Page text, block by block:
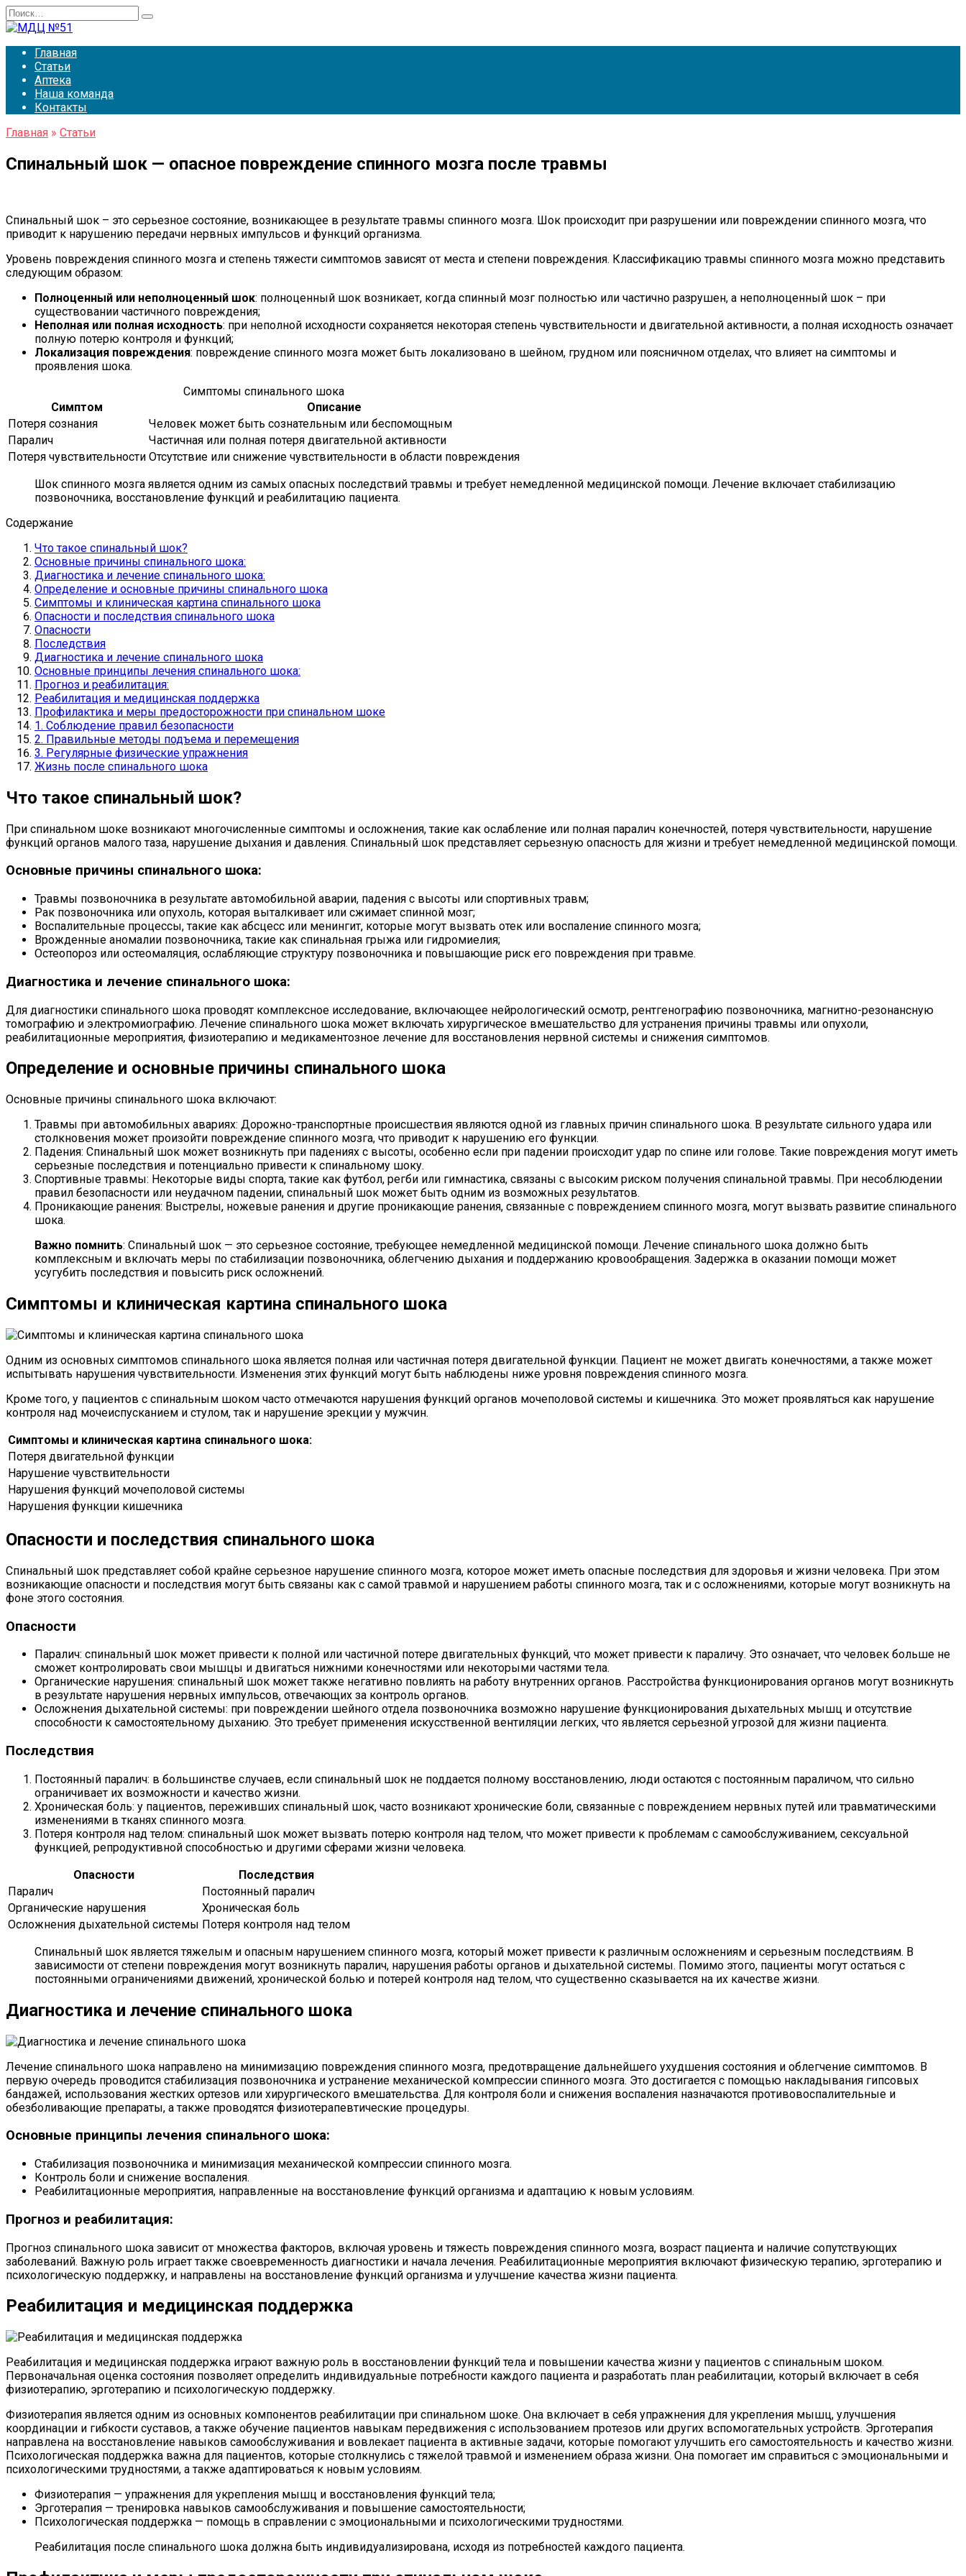
Перейти
к
Search
for:
Главная
Статьи
Аптека
Наша команда
Контакты
Главная » Статьи
Спинальный шок — опасное повреждение спинного мозга после травмы
Спинальный шок – это серьезное состояние, возникающее в результате травмы спинного мозга. Шок происходит при разрушении или повреждении спинного мозга, что
приводит к нарушению передачи нервных импульсов и функций организма.
Уровень повреждения спинного мозга и степень тяжести симптомов зависят от места и степени повреждения. Классификацию травмы спинного мозга можно представить
следующим образом:
Полноценный или неполноценный шок: полноценный шок возникает, когда спинный мозг полностью или частично разрушен, а неполноценный шок – при
существовании частичного повреждения;
Неполная или полная исходность: при неполной исходности сохраняется некоторая степень чувствительности и двигательной активности, а полная исходность означает
полную потерю контроля и функций;
Локализация повреждения: повреждение спинного мозга может быть локализовано в шейном, грудном или поясничном отделах, что влияет на симптомы и
проявления шока.
Симптомы спинального шока
Симптом
Описание
Потеря сознания
Человек может быть сознательным или беспомощным
Паралич
Частичная или полная потеря двигательной активности
Потеря чувствительности Отсутствие или снижение чувствительности в области повреждения
Шок спинного мозга является одним из самых опасных последствий травмы и требует немедленной медицинской помощи. Лечение включает стабилизацию
позвоночника, восстановление функций и реабилитацию пациента.
Содержание
Что такое спинальный шок?
Основные причины спинального шока:
Диагностика и лечение спинального шока:
Определение и основные причины спинального шока
Симптомы и клиническая картина спинального шока
Опасности и последствия спинального шока
Опасности
Последствия
Диагностика и лечение спинального шока
Основные принципы лечения спинального шока:
Прогноз и реабилитация:
Реабилитация и медицинская поддержка
Профилактика и меры предосторожности при спинальном шоке
1. Соблюдение правил безопасности
2. Правильные методы подъема и перемещения
3. Регулярные физические упражнения
Жизнь после спинального шока
Что такое спинальный шок?
При спинальном шоке возникают многочисленные симптомы и осложнения, такие как ослабление или полная паралич конечностей, потеря чувствительности, нарушение
функций органов малого таза, нарушение дыхания и давления. Спинальный шок представляет серьезную опасность для жизни и требует немедленной медицинской помощи.
Основные причины спинального шока:
Травмы позвоночника в результате автомобильной аварии, падения с высоты или спортивных травм;
Рак позвоночника или опухоль, которая выталкивает или сжимает спинной мозг;
Воспалительные процессы, такие как абсцесс или менингит, которые могут вызвать отек или воспаление спинного мозга;
Врожденные аномалии позвоночника, такие как спинальная грыжа или гидромиелия;
Остеопороз или остеомаляция, ослабляющие структуру позвоночника и повышающие риск его повреждения при травме.
Диагностика и лечение спинального шока:
Для диагностики спинального шока проводят комплексное исследование, включающее нейрологический осмотр, рентгенографию позвоночника, магнитно-резонансную
томографию и электромиографию. Лечение спинального шока может включать хирургическое вмешательство для устранения причины травмы или опухоли,
реабилитационные мероприятия, физиотерапию и медикаментозное лечение для восстановления нервной системы и снижения симптомов.
Определение и основные причины спинального шока
Основные причины спинального шока включают:
Травмы при автомобильных авариях: Дорожно-транспортные происшествия являются одной из главных причин спинального шока. В результате сильного удара или
столкновения может произойти повреждение спинного мозга, что приводит к нарушению его функции.
Падения: Спинальный шок может возникнуть при падениях с высоты, особенно если при падении происходит удар по спине или голове. Такие повреждения могут иметь
серьезные последствия и потенциально привести к спинальному шоку.
Спортивные травмы: Некоторые виды спорта, такие как футбол, регби или гимнастика, связаны с высоким риском получения спинальной травмы. При несоблюдении
правил безопасности или неудачном падении, спинальный шок может быть одним из возможных результатов.
Проникающие ранения: Выстрелы, ножевые ранения и другие проникающие ранения, связанные с повреждением спинного мозга, могут вызвать развитие спинального
шока.
Важно помнить: Спинальный шок — это серьезное состояние, требующее немедленной медицинской помощи. Лечение спинального шока должно быть
комплексным и включать меры по стабилизации позвоночника, облегчению дыхания и поддержанию кровообращения. Задержка в оказании помощи может
усугубить последствия и повысить риск осложнений.
Симптомы и клиническая картина спинального шока
Одним из основных симптомов спинального шока является полная или частичная потеря двигательной функции. Пациент не может двигать конечностями, а также может
испытывать нарушения чувствительности. Изменения этих функций могут быть наблюдены ниже уровня повреждения спинного мозга.
Кроме того, у пациентов с спинальным шоком часто отмечаются нарушения функций органов мочеполовой системы и кишечника. Это может проявляться как нарушение
контроля над мочеиспусканием и стулом, так и нарушение эрекции у мужчин.
Симптомы и клиническая картина спинального шока:
Потеря двигательной функции
Нарушение чувствительности
Нарушения функций мочеполовой системы
Нарушения функции кишечника
Опасности и последствия спинального шока
Спинальный шок представляет собой крайне серьезное нарушение спинного мозга, которое может иметь опасные последствия для здоровья и жизни человека. При этом
возникающие опасности и последствия могут быть связаны как с самой травмой и нарушением работы спинного мозга, так и с осложнениями, которые могут возникнуть на
фоне этого состояния.
Опасности
Паралич: спинальный шок может привести к полной или частичной потере двигательных функций, что может привести к параличу. Это означает, что человек больше не
сможет контролировать свои мышцы и двигаться нижними конечностями или некоторыми частями тела.
Органические нарушения: спинальный шок может также негативно повлиять на работу внутренних органов. Расстройства функционирования органов могут возникнуть
в результате нарушения нервных импульсов, отвечающих за контроль органов.
Осложнения дыхательной системы: при повреждении шейного отдела позвоночника возможно нарушение функционирования дыхательных мышц и отсутствие
способности к самостоятельному дыханию. Это требует применения искусственной вентиляции легких, что является серьезной угрозой для жизни пациента.
Последствия
Постоянный паралич: в большинстве случаев, если спинальный шок не поддается полному восстановлению, люди остаются с постоянным параличом, что сильно
ограничивает их возможности и качество жизни.
Хроническая боль: у пациентов, переживших спинальный шок, часто возникают хронические боли, связанные с повреждением нервных путей или травматическими
изменениями в тканях спинного мозга.
Потеря контроля над телом: спинальный шок может вызвать потерю контроля над телом, что может привести к проблемам с самообслуживанием, сексуальной
функцией, репродуктивной способностью и другими сферами жизни человека.
Опасности
Последствия
Паралич
Постоянный паралич
Органические нарушения
Хроническая боль
Осложнения дыхательной системы Потеря контроля над телом
Спинальный шок является тяжелым и опасным нарушением спинного мозга, который может привести к различным осложнениям и серьезным последствиям. В
зависимости от степени повреждения могут возникнуть паралич, нарушения работы органов и дыхательной системы. Помимо этого, пациенты могут остаться с
постоянными ограничениями движений, хронической болью и потерей контроля над телом, что существенно сказывается на их качестве жизни.
Диагностика и лечение спинального шока
Лечение спинального шока направлено на минимизацию повреждения спинного мозга, предотвращение дальнейшего ухудшения состояния и облегчение симптомов. В
первую очередь проводится стабилизация позвоночника и устранение механической компрессии спинного мозга. Это достигается с помощью накладывания гипсовых
бандажей, использования жестких ортезов или хирургического вмешательства. Для контроля боли и снижения воспаления назначаются противовоспалительные и
обезболивающие препараты, а также проводятся физиотерапевтические процедуры.
Основные принципы лечения спинального шока:
Стабилизация позвоночника и минимизация механической компрессии спинного мозга.
Контроль боли и снижение воспаления.
Реабилитационные мероприятия, направленные на восстановление функций организма и адаптацию к новым условиям.
Прогноз и реабилитация:
Прогноз спинального шока зависит от множества факторов, включая уровень и тяжесть повреждения спинного мозга, возраст пациента и наличие сопутствующих
заболеваний. Важную роль играет также своевременность диагностики и начала лечения. Реабилитационные мероприятия включают физическую терапию, эрготерапию и
психологическую поддержку, и направлены на восстановление функций организма и улучшение качества жизни пациента.
Реабилитация и медицинская поддержка
Реабилитация и медицинская поддержка играют важную роль в восстановлении функций тела и повышении качества жизни у пациентов с спинальным шоком.
Первоначальная оценка состояния позволяет определить индивидуальные потребности каждого пациента и разработать план реабилитации, который включает в себя
физиотерапию, эрготерапию и психологическую поддержку.
Физиотерапия является одним из основных компонентов реабилитации при спинальном шоке. Она включает в себя упражнения для укрепления мышц, улучшения
координации и гибкости суставов, а также обучение пациентов навыкам передвижения с использованием протезов или других вспомогательных устройств. Эрготерапия
направлена на восстановление навыков самообслуживания и вовлекает пациента в активные задачи, которые помогают улучшить его самостоятельность и качество жизни.
Психологическая поддержка важна для пациентов, которые столкнулись с тяжелой травмой и изменением образа жизни. Она помогает им справиться с эмоциональными и
психологическими трудностями, а также адаптироваться к новым условиям.
Физиотерапия — упражнения для укрепления мышц и восстановления функций тела;
Эрготерапия — тренировка навыков самообслуживания и повышение самостоятельности;
Психологическая поддержка — помощь в справлении с эмоциональными и психологическими трудностями.
Реабилитация после спинального шока должна быть индивидуализирована, исходя из потребностей каждого пациента.